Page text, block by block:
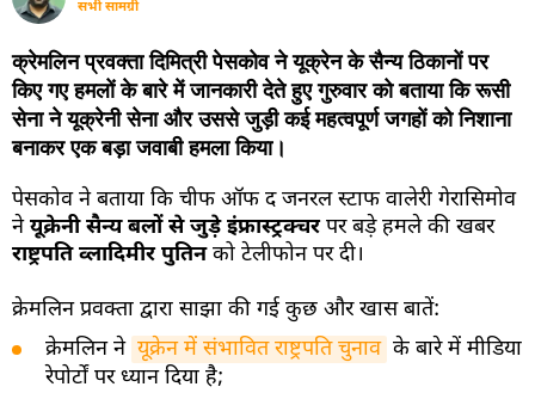
सभी सामग्री
क्रेमलिन प्रवक्ता दिमित्री पेसकोव ने यूक्रेन के सैन्य ठिकानों पर
किए गए हमलों के बारे में जानकारी देते हुए गुरुवार को बताया कि रूसी
सेना ने यूक्रेनी सेना और उससे जुड़ी कई महत्वपूर्ण जगहों को निशाना
बनाकर एक बड़ा जवाबी हमला किया।
पेसकोव ने बताया कि चीफ ऑफ द जनरल स्टाफ वालेरी गेरासिमोव
नेयूक्रेनी सैन्य बलों से जुड़े इंफ्रास्ट्रक्चरपर बड़े हमले की खबर
राष्ट्रपति व्लादिमीर पुतिनको टेलीफोन पर दी।
क्रेमलिन प्रवक्ता द्वारा साझा की गई कुछ और खास बातें:
क्रेमलिन ने यूक्रेन में संभावित राष्ट्रपति चुनाव के बारे में मीडिया
रेपोर्टों पर ध्यान दिया है;